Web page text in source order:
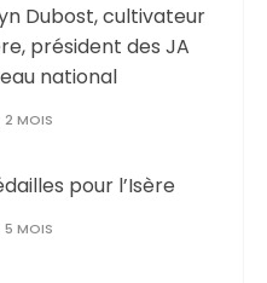
Dubost, cultivateur
président des JA
national
2 MOIS
pour l’Isère
5 MOIS